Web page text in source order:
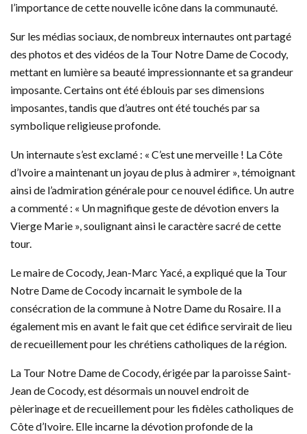
l’importance de cette nouvelle icône dans la communauté.
Sur les médias sociaux, de nombreux internautes ont partagé
des photos et des vidéos de la Tour Notre Dame de Cocody,
mettant en lumière sa beauté impressionnante et sa grandeur
imposante. Certains ont été éblouis par ses dimensions
imposantes, tandis que d’autres ont été touchés par sa
symbolique religieuse profonde.
Un internaute s’est exclamé : « C’est une merveille ! La Côte
d’Ivoire a maintenant un joyau de plus à admirer », témoignant
ainsi de l’admiration générale pour ce nouvel édifice. Un autre
a commenté : « Un magnifique geste de dévotion envers la
Vierge Marie », soulignant ainsi le caractère sacré de cette
tour.
Le maire de Cocody, Jean-Marc Yacé, a expliqué que la Tour
Notre Dame de Cocody incarnait le symbole de la
consécration de la commune à Notre Dame du Rosaire. Il a
également mis en avant le fait que cet édifice servirait de lieu
de recueillement pour les chrétiens catholiques de la région.
La Tour Notre Dame de Cocody, érigée par la paroisse Saint-
Jean de Cocody, est désormais un nouvel endroit de
pèlerinage et de recueillement pour les fidèles catholiques de
Côte d’Ivoire. Elle incarne la dévotion profonde de la